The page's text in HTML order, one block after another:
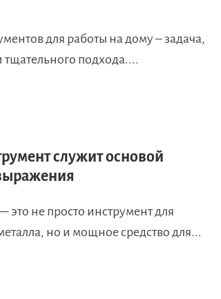
для работы на дому – задача,
подхода....
служит основой
не просто инструмент для
но и мощное средство для...